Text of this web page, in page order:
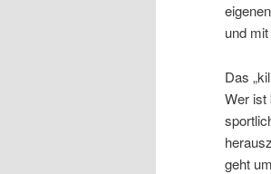
und
Das
Wer ist
geht